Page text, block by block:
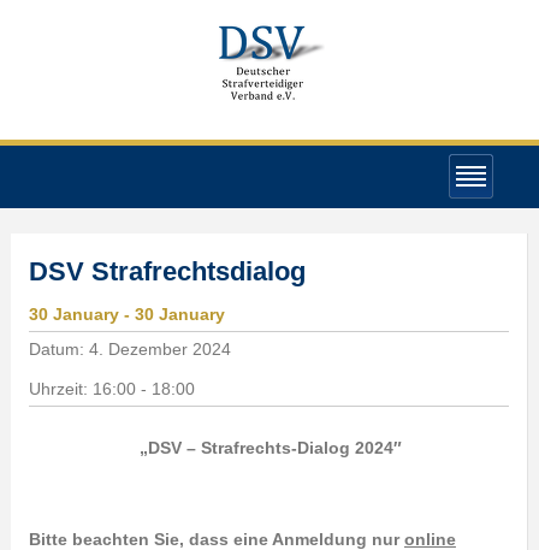
DSV Strafrechtsdialog
30 January - 30 January
Datum: 4. Dezember 2024
Uhrzeit: 16:00 - 18:00
„DSV – Strafrechts-Dialog 2024″
Bitte beachten Sie, dass eine Anmeldung nuronline